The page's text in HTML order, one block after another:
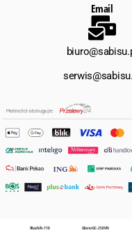
Email
Hitachi ih-110 Glover GC-250 VN